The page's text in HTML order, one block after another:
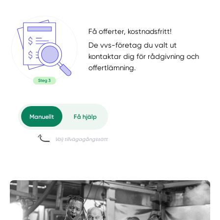
Få offerter, kostnadsfritt!
De vvs-företag du valt ut
kontaktar dig för rådgivning och
offertlämning.